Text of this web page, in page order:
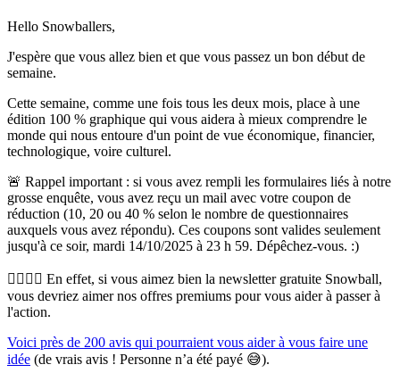
Hello Snowballers,
J'espère que vous allez bien et que vous passez un bon début de
semaine.
Cette semaine, comme une fois tous les deux mois, place à une
édition 100 % graphique qui vous aidera à mieux comprendre le
monde qui nous entoure d'un point de vue économique, financier,
technologique, voire culturel.
🚨 Rappel important : si vous avez rempli les formulaires liés à notre
grosse enquête, vous avez reçu un mail avec votre coupon de
réduction (10, 20 ou 40 % selon le nombre de questionnaires
auxquels vous avez répondu). Ces coupons sont valides seulement
jusqu'à ce soir, mardi 14/10/2025 à 23 h 59. Dépêchez-vous. :)
🙋‍♂️🙋‍♀️ En effet, si vous aimez bien la newsletter gratuite Snowball,
vous devriez aimer nos offres premiums pour vous aider à passer à
l'action.
Voici près de 200 avis qui pourraient vous aider à vous faire une
idée (de vrais avis ! Personne n’a été payé 😅).